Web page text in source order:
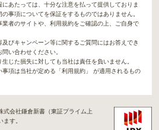
あたっては、十分な注意を払って提供しておりま
事項についてを保証をするものではありません。
者のサイトや、利用規約をご確認の上、ご自身で
びキャンペーン等に関するご質問にはお答えでき
い合わせください。
じた損失に対しても当社は責任を負いません。
項は当社が定める「利用規約」 が適用されるもの
式会社鎌倉新書（東証プライム上
す。